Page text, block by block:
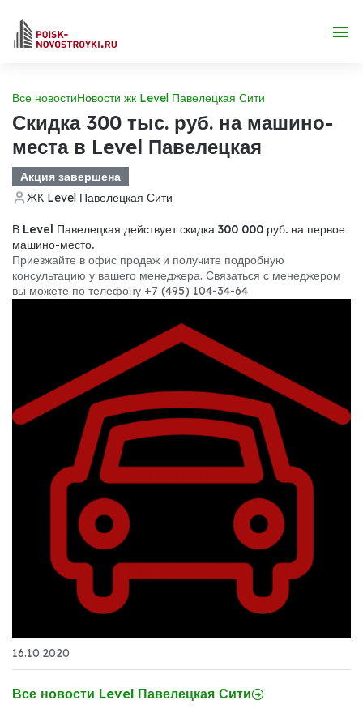
Все новостиНовости жк Level Павелецкая Сити
Скидка 300 тыс. руб. на машино-
места в Level Павелецкая
Акция завершена
ЖК Level Павелецкая Сити
В Level Павелецкая действует скидка 300 000 руб. на первое
машино-место.
Приезжайте в офис продаж и получите подробную
консультацию у вашего менеджера. Связаться с менеджером
вы можете по телефону +7 (495) 104-34-64
16.10.2020
Все новости Level Павелецкая Сити